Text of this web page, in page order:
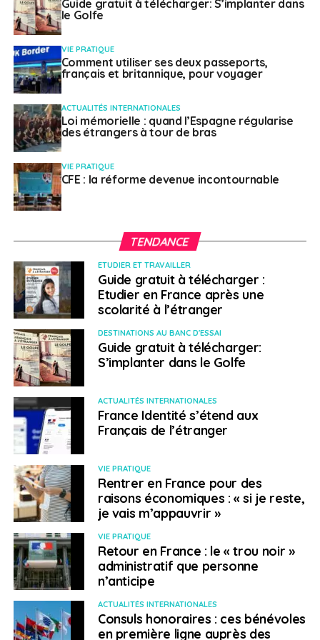
coréenne, et à transformer la zone démilitarisée qui
sépare les deux pays en une « zone de pai ».
Qualité de vie
> Japon
Le Japon ne figure pas parmi les premières
destinations préférées des expatriés, et cela
malgré ses salaires élevés et ses excellentes
opportunités de carrière.Selon Expat Insider 2018, le
pays occupe la 42e place, mais continue néanmoins
d’obtenir d’excellents scores en termes de sécurité, de
santé et de bien-être, de facilités de transport. Du côté
de l’Expat Explorer Survey de HSBC, le Japon
n’apparaît qu’en 30e position. Pour l’enquête
de l’OCDE, le Japon se positionne à la première place
dans le thème de la sécurité, et au-dessus de la
moyenne dans les dimensions du revenu et de
patrimoine, de l’éducation et des compétences, de
l’emploi et des salaires, et de la qualité de
l’environnement. Il se classe en dessous de la moyenne
dans les thèmes du logement, de l’engagement civique,
de la satisfaction à l’égard de la vie, des liens sociaux,
de l’équilibre vie professionnelle-vie privée, et de la
santé.
> Corée du Sud
Au pays du Matin calme, les Français, quoique moins
nombreux qu’au Japon, sont de plus en plus
nombreux à s’installer.Le pays a la cote, même s’il
Guide gratuit à télécharger: S’implanter dans
le Golfe
VIE PRATIQUE
Comment utiliser ses deux passeports,
français et britannique, pour voyager
ACTUALITÉS INTERNATIONALES
Loi mémorielle : quand l’Espagne régularise
des étrangers à tour de bras
VIE PRATIQUE
CFE : la réforme devenue incontournable
TENDANCE
ETUDIER ET TRAVAILLER
Guide gratuit à télécharger :
Etudier en France après une
scolarité à l’étranger
DESTINATIONS AU BANC D'ESSAI
Guide gratuit à télécharger:
S’implanter dans le Golfe
ACTUALITÉS INTERNATIONALES
France Identité s’étend aux
Français de l’étranger
VIE PRATIQUE
Rentrer en France pour des
raisons économiques : « si je reste,
je vais m’appauvrir »
VIE PRATIQUE
Retour en France : le « trou noir »
administratif que personne
n’anticipe
ACTUALITÉS INTERNATIONALES
Consuls honoraires : ces bénévoles
en première ligne auprès des